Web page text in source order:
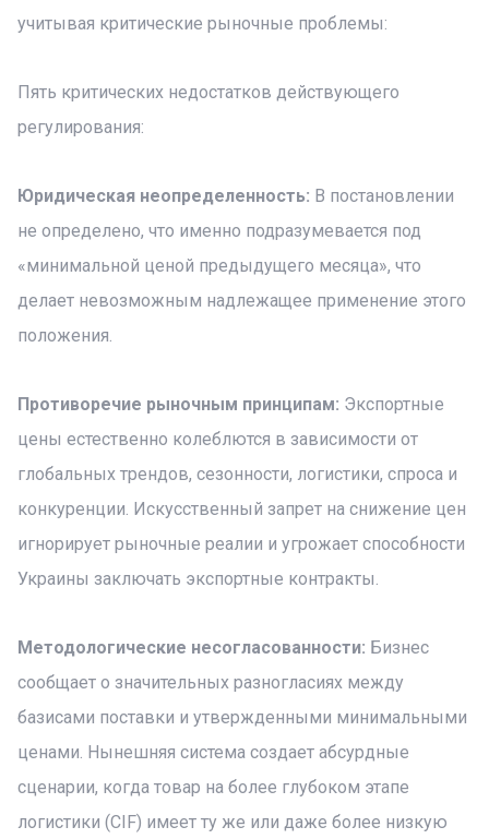
учитывая критические рыночные проблемы:
Пять критических недостатков действующего
регулирования:
Юридическая неопределенность: В постановлении
не определено, что именно подразумевается под
«минимальной ценой предыдущего месяца», что
делает невозможным надлежащее применение этого
положения.
Противоречие рыночным принципам: Экспортные
цены естественно колеблются в зависимости от
глобальных трендов, сезонности, логистики, спроса и
конкуренции. Искусственный запрет на снижение цен
игнорирует рыночные реалии и угрожает способности
Украины заключать экспортные контракты.
Методологические несогласованности: Бизнес
сообщает о значительных разногласиях между
базисами поставки и утвержденными минимальными
ценами. Нынешняя система создает абсурдные
сценарии, когда товар на более глубоком этапе
логистики (CIF) имеет ту же или даже более низкую